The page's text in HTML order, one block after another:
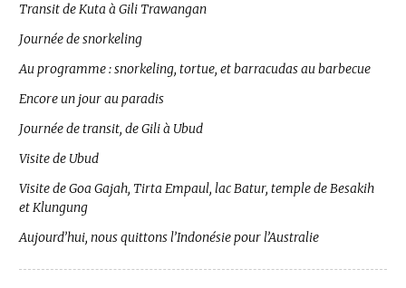
Transit de Kuta à Gili Trawangan
Journée de snorkeling
Au programme : snorkeling, tortue, et barracudas au barbecue
Encore un jour au paradis
Journée de transit, de Gili à Ubud
Visite de Ubud
Visite de Goa Gajah, Tirta Empaul, lac Batur, temple de Besakih
et Klungung
Aujourd’hui, nous quittons l’Indonésie pour l’Australie